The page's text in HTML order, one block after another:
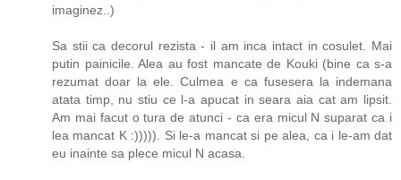
imaginez..)
Sa stii ca decorul rezista - il am inca intact in cosulet. Mai
putin painicile. Alea au fost mancate de Kouki (bine ca s-a
rezumat doar la ele. Culmea e ca fusesera la indemana
atata timp, nu stiu ce l-a apucat in seara aia cat am lipsit.
Am mai facut o tura de atunci - ca era micul N suparat ca i
lea mancat K :))))). Si le-a mancat si pe alea, ca i le-am dat
eu inainte sa plece micul N acasa.